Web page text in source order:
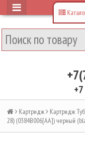
Картридж Картридж
28) (0384B006[AA]) черный